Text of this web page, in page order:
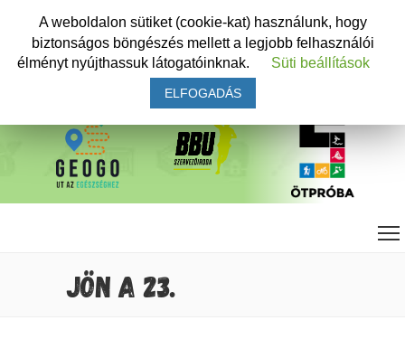
JÖN A 23.
A weboldalon sütiket (cookie-kat) használunk, hogy
biztonságos böngészés mellett a legjobb felhasználói
élményt nyújthassuk látogatóinknak.
Süti beállítások
ELFOGADÁS